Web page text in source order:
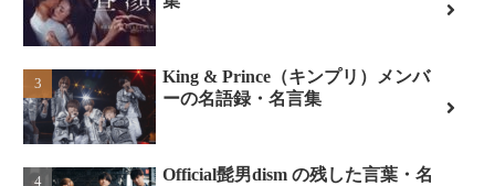
King & Prince（キンプリ）メンバ
ーの名語録・名言集
Official髭男dism の残した言葉・名